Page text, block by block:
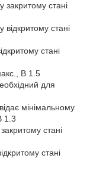
стані
стані
стані
В 1.5
для
мінімальному
1.3
стані
стані